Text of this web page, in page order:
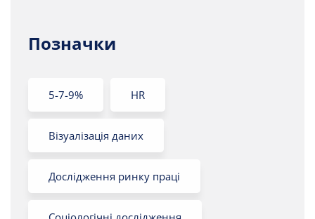
Позначки
5-7-9% HR
Візуалізація даних
Дослідження ринку праці